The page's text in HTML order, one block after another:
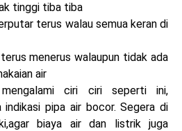
tinggi tiba tiba
terus walau semua keran di
menerus walaupun tidak ada
air
ciri ciri seperti ini,
indikasi pipa air bocor. Segera di
biaya air dan listrik juga